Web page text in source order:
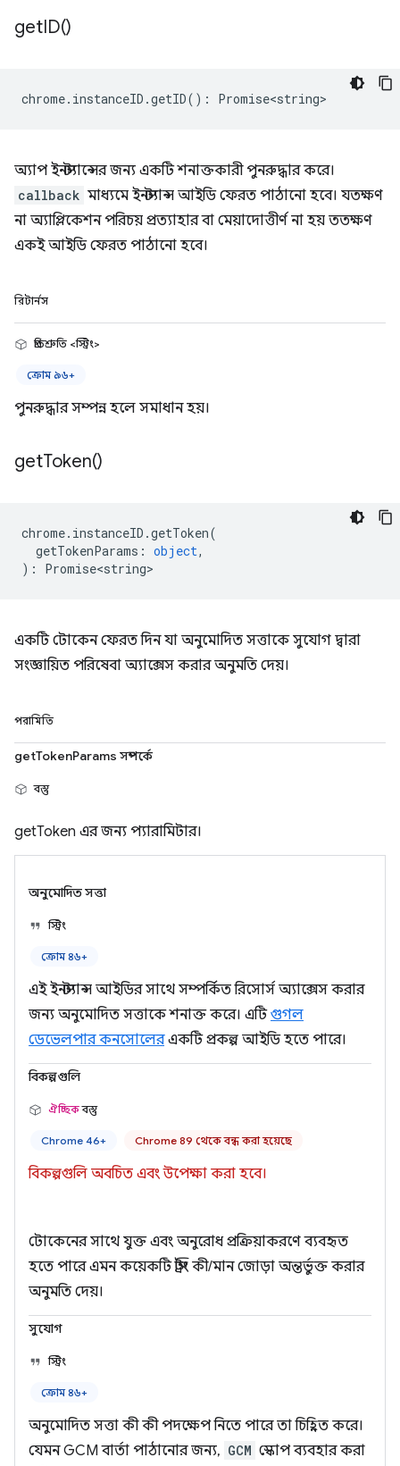
getID()
chrome. instanceID .getID() : Promise<string>
অ্যাপ ইনস্ট্যান্সের জন্য একটি শনাক্তকারী পুনরুদ্ধার করে।
callback মাধ্যমে ইনস্ট্যান্স আইডি ফেরত পাঠানো হবে। যতক্ষণ
না অ্যাপ্লিকেশন পরিচয় প্রত্যাহার বা মেয়াদোত্তীর্ণ না হয় ততক্ষণ
একই আইডি ফেরত পাঠানো হবে।
রিটার্নস
প্রতিশ্রুতি <স্ট্রিং>
ক্রোম ৯৬+
পুনরুদ্ধার সম্পন্ন হলে সমাধান হয়।
getToken()
chrome. instanceID .getToken(
getTokenParams : object,
) : Promise<string>
একটি টোকেন ফেরত দিন যা অনুমোদিত সত্তাকে সুযোগ দ্বারা
সংজ্ঞায়িত পরিষেবা অ্যাক্সেস করার অনুমতি দেয়।
পরামিতি
getTokenParams সম্পর্কে
বস্তু
getToken এর জন্য প্যারামিটার।
অনুমোদিত সত্তা
স্ট্রিং
ক্রোম ৪৬+
এই ইনস্ট্যান্স আইডির সাথে সম্পর্কিত রিসোর্স অ্যাক্সেস করার
জন্য অনুমোদিত সত্তাকে শনাক্ত করে। এটিগুগল
ডেভেলপার কনসোলেরএকটি প্রকল্প আইডি হতে পারে।
বিকল্পগুলি
ঐচ্ছিকবস্তু
Chrome 46+ Chrome 89 থেকে বন্ধ করা হয়েছে
বিকল্পগুলি অবচিত এবং উপেক্ষা করা হবে।
টোকেনের সাথে যুক্ত এবং অনুরোধ প্রক্রিয়াকরণে ব্যবহৃত
হতে পারে এমন কয়েকটি স্ট্রিং কী/মান জোড়া অন্তর্ভুক্ত করার
অনুমতি দেয়।
সুযোগ
স্ট্রিং
ক্রোম ৪৬+
অনুমোদিত সত্তা কী কী পদক্ষেপ নিতে পারে তা চিহ্নিত করে।
যেমন GCM বার্তা পাঠানোর জন্য, GCM স্কোপ ব্যবহার করা